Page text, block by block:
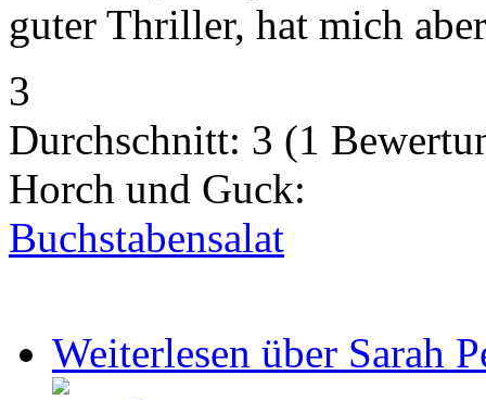
guter Thriller, hat mich
3
Durchschnitt: 3 (1
Horch und Guck:
Buchstabensalat
Weiterlesen über Sarah